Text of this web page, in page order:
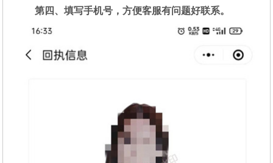
第四、填写手机号，方便客服有问题好联系。